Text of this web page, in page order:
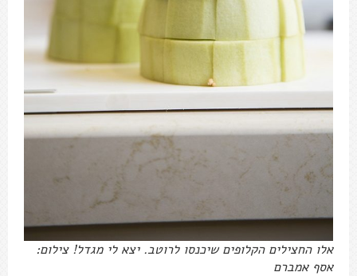
אלו החצילים הקלופים שיכנסו לרוטב. יצא לי מגדל! צילום:
אסף אמברם